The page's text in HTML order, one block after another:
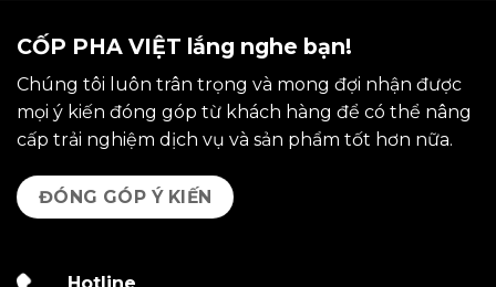
CỐP PHA VIỆT lắng nghe bạn!
Chúng tôi luôn trân trọng và mong đợi nhận được
mọi ý kiến đóng góp từ khách hàng để có thể nâng
cấp trải nghiệm dịch vụ và sản phẩm tốt hơn nữa.
ĐÓNG GÓP Ý KIẾN